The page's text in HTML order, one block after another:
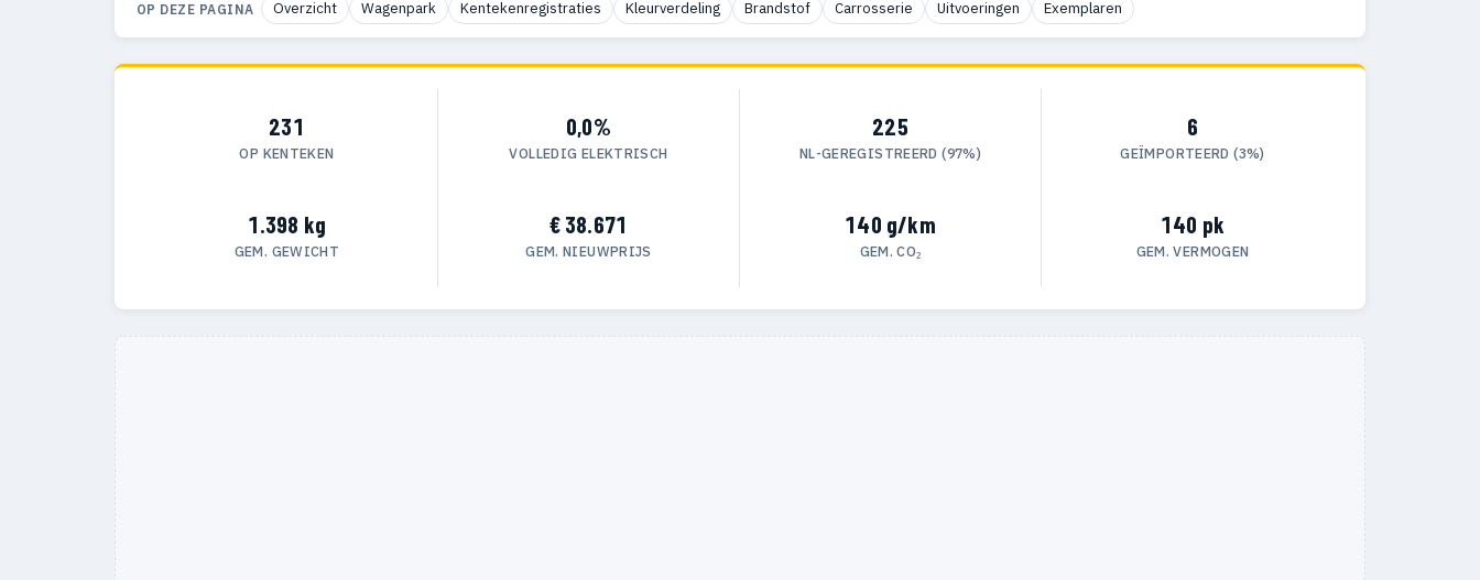
OP DEZE PAGINA Overzicht Wagenpark Kentekenregistraties Kleurverdeling Brandstof Carrosserie Uitvoeringen Exemplaren
231
OP KENTEKEN
0,0%
VOLLEDIG ELEKTRISCH
225
NL-GEREGISTREERD (97%)
6
GEÏMPORTEERD (3%)
1.398 kg
GEM. GEWICHT
€ 38.671
GEM. NIEUWPRIJS
140 g/km
GEM. CO₂
140 pk
GEM. VERMOGEN